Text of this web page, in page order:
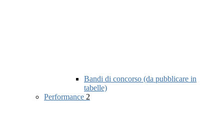
Bandi di concorso (da pubblicare in
tabelle)
Performance 2